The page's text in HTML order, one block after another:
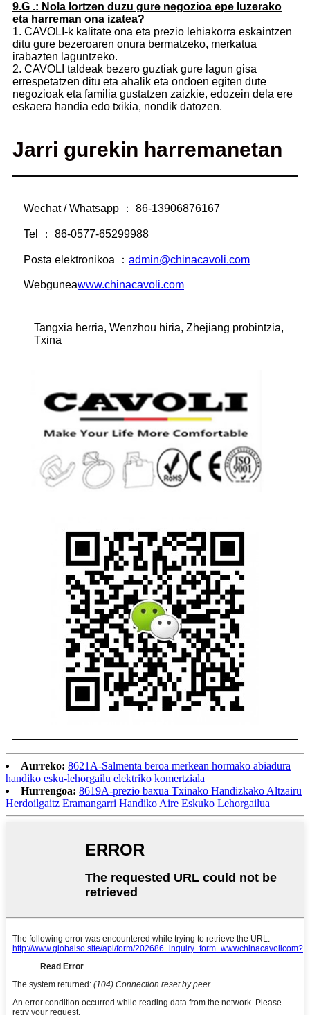
9.G .: Nola lortzen duzu gure negozioa epe luzerako
eta harreman ona izatea?
1. CAVOLI-k kalitate ona eta prezio lehiakorra eskaintzen
ditu gure bezeroaren onura bermatzeko, merkatua
irabazten laguntzeko.
2. CAVOLI taldeak bezero guztiak gure lagun gisa
errespetatzen ditu eta ahalik eta ondoen egiten dute
negozioak eta familia gustatzen zaizkie, edozein dela ere
eskaera handia edo txikia, nondik datozen.
Jarri gurekin harremanetan
Wechat / Whatsapp ： 86-13906876167
Tel ： 86-0577-65299988
Posta elektronikoa ： admin@chinacavoli.com
Webguneawww.chinacavoli.com
Tangxia herria, Wenzhou hiria, Zhejiang probintzia,
Txina
Aurreko: 8621A-Salmenta beroa merkean hormako abiadura
handiko esku-lehorgailu elektriko komertziala
Hurrengoa: 8619A-prezio baxua Txinako Handizkako Altzairu
Herdoilgaitz Eramangarri Handiko Aire Eskuko Lehorgailua